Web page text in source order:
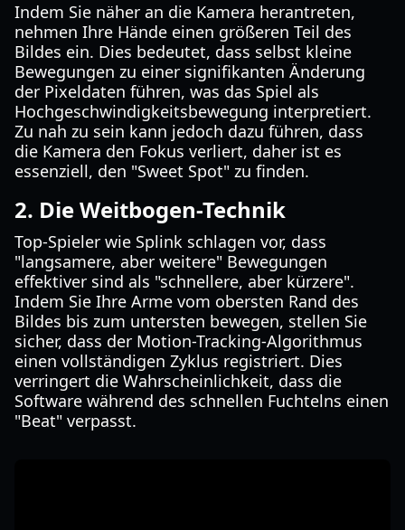
Indem Sie näher an die Kamera herantreten,
nehmen Ihre Hände einen größeren Teil des
Bildes ein. Dies bedeutet, dass selbst kleine
Bewegungen zu einer signifikanten Änderung
der Pixeldaten führen, was das Spiel als
Hochgeschwindigkeitsbewegung interpretiert.
Zu nah zu sein kann jedoch dazu führen, dass
die Kamera den Fokus verliert, daher ist es
essenziell, den "Sweet Spot" zu finden.
2. Die Weitbogen-Technik
Top-Spieler wie Splink schlagen vor, dass
"langsamere, aber weitere" Bewegungen
effektiver sind als "schnellere, aber kürzere".
Indem Sie Ihre Arme vom obersten Rand des
Bildes bis zum untersten bewegen, stellen Sie
sicher, dass der Motion-Tracking-Algorithmus
einen vollständigen Zyklus registriert. Dies
verringert die Wahrscheinlichkeit, dass die
Software während des schnellen Fuchtelns einen
"Beat" verpasst.